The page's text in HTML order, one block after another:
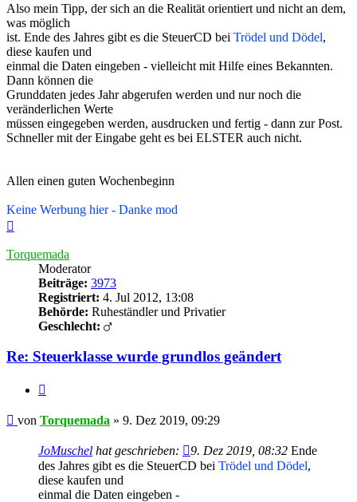
Also mein Tipp, der sich an die Realität orientiert und nicht an dem,
was möglich
ist. Ende des Jahres gibt es die SteuerCD bei Trödel und Dödel,
diese kaufen und
einmal die Daten eingeben - vielleicht mit Hilfe eines Bekannten.
Dann können die
Grunddaten jedes Jahr abgerufen werden und nur noch die
veränderlichen Werte
müssen eingegeben werden, ausdrucken und fertig - dann zur Post.
Schneller mit der Eingabe geht es bei ELSTER auch nicht.
Allen einen guten Wochenbeginn
Keine Werbung hier - Danke mod
Torquemada
Moderator
Beiträge: 3973
Registriert: 4. Jul 2012, 13:08
Behörde: Ruheständler und Privatier
Geschlecht:
Re: Steuerklasse wurde grundlos geändert
Beitrag
von Torquemada » 9. Dez 2019, 09:29
JoMuschel hat geschrieben: 9. Dez 2019, 08:32 Ende
des Jahres gibt es die SteuerCD bei Trödel und Dödel,
diese kaufen und
einmal die Daten eingeben -